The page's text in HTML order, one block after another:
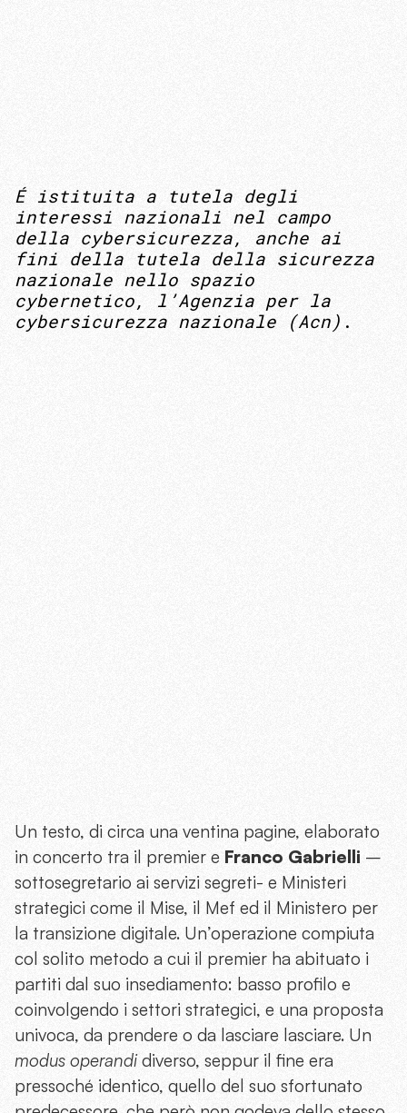
É istituita a tutela degli
interessi nazionali nel campo
della cybersicurezza, anche ai
fini della tutela della sicurezza
nazionale nello spazio
cybernetico, l’Agenzia per la
cybersicurezza nazionale (Acn) .
Un testo, di circa una ventina pagine, elaborato
in concerto tra il premier e Franco Gabrielli –
sottosegretario ai servizi segreti- e Ministeri
strategici come il Mise, il Mef ed il Ministero per
la transizione digitale. Un’operazione compiuta
col solito metodo a cui il premier ha abituato i
partiti dal suo insediamento: basso profilo e
coinvolgendo i settori strategici, e una proposta
univoca, da prendere o da lasciare lasciare. Un
modus operandidiverso, seppur il fine era
pressoché identico, quello del suo sfortunato